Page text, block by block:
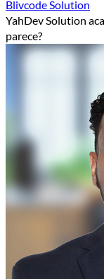
Blivcode Solution
YahDev Solution
parece?